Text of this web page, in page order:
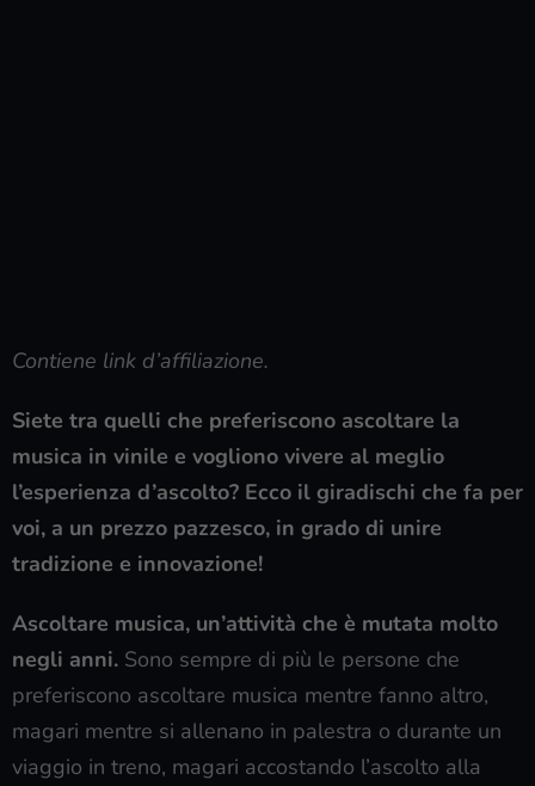
Contiene link d’affiliazione.
Siete tra quelli che preferiscono ascoltare la
musica in vinile e vogliono vivere al meglio
l’esperienza d’ascolto? Ecco il giradischi che fa per
voi, a un prezzo pazzesco, in grado di unire
tradizione e innovazione!
Ascoltare musica, un’attività che è mutata molto
negli anni. Sono sempre di più le persone che
preferiscono ascoltare musica mentre fanno altro,
magari mentre si allenano in palestra o durante un
viaggio in treno, magari accostando l’ascolto alla